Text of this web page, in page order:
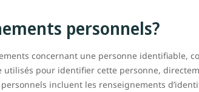
personnels?
concernant une personne identifiable,
pour identifier cette personne,
incluent les renseignements